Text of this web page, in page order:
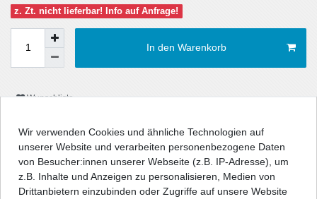
z. Zt. nicht lieferbar! Info auf Anfrage!
In den Warenkorb
Wunschliste
* inkl. ges. MwSt. zzgl. Versandkosten
Wir verwenden Cookies und ähnliche Technologien auf
unserer Website und verarbeiten personenbezogene Daten
von Besucher:innen unserer Webseite (z.B. IP-Adresse), um
z.B. Inhalte und Anzeigen zu personalisieren, Medien von
Drittanbietern einzubinden oder Zugriffe auf unsere Website